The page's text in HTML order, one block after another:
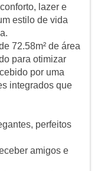
lazer e
estilo de vida
72.58m² de área
para otimizar
por uma
integrados que
perfeitos
amigos e